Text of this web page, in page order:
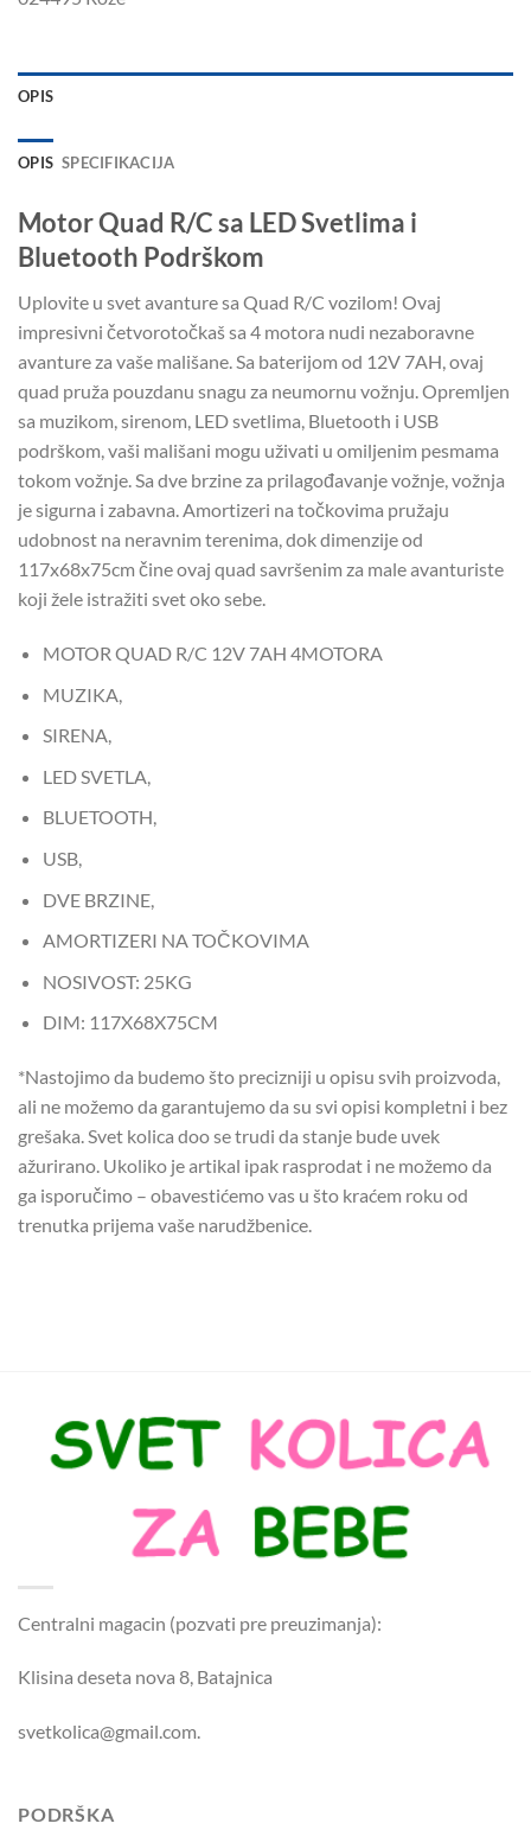
OPIS
OPIS SPECIFIKACIJA
Motor Quad R/C sa LED Svetlima i
Bluetooth Podrškom
Uplovite u svet avanture sa Quad R/C vozilom! Ovaj
impresivni četvorotočkaš sa 4 motora nudi nezaboravne
avanture za vaše mališane. Sa baterijom od 12V 7AH, ovaj
quad pruža pouzdanu snagu za neumornu vožnju. Opremljen
sa muzikom, sirenom, LED svetlima, Bluetooth i USB
podrškom, vaši mališani mogu uživati u omiljenim pesmama
tokom vožnje. Sa dve brzine za prilagođavanje vožnje, vožnja
je sigurna i zabavna. Amortizeri na točkovima pružaju
udobnost na neravnim terenima, dok dimenzije od
117x68x75cm čine ovaj quad savršenim za male avanturiste
koji žele istražiti svet oko sebe.
MOTOR QUAD R/C 12V 7AH 4MOTORA
MUZIKA,
SIRENA,
LED SVETLA,
BLUETOOTH,
USB,
DVE BRZINE,
AMORTIZERI NA TOČKOVIMA
NOSIVOST: 25KG
DIM: 117X68X75CM
*Nastojimo da budemo što precizniji u opisu svih proizvoda,
ali ne možemo da garantujemo da su svi opisi kompletni i bez
grešaka. Svet kolica doo se trudi da stanje bude uvek
ažurirano. Ukoliko je artikal ipak rasprodat i ne možemo da
ga isporučimo – obavestićemo vas u što kraćem roku od
trenutka prijema vaše narudžbenice.
Centralni magacin (pozvati pre preuzimanja):
Klisina deseta nova 8, Batajnica
svetkolica@gmail.com.
PODRŠKA